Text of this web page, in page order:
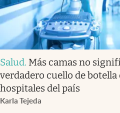
Salud. Más camas no
verdadero cuello de
hospitales del país
Karla Tejeda